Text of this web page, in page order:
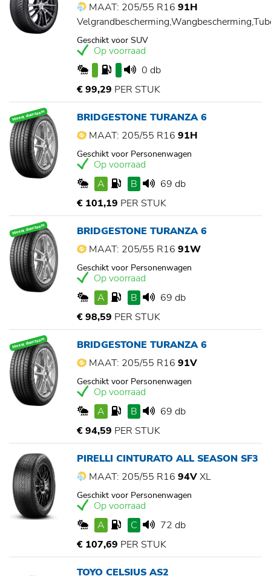
MAAT: 205/55 R16 91H
Geschikt voor SUV
Op voorraad
0 db
€ 99,29 PER STUK
Meest duurzaam
BRIDGESTONE TURANZA 6
MAAT: 205/55 R16 91H
Geschikt voor Personenwagen
Op voorraad
A
B
69 db
€ 101,19 PER STUK
Meest duurzaam
BRIDGESTONE TURANZA 6
MAAT: 205/55 R16 91W
Geschikt voor Personenwagen
Op voorraad
A
B
69 db
€ 98,59 PER STUK
Meest duurzaam
BRIDGESTONE TURANZA 6
MAAT: 205/55 R16 91V
Geschikt voor Personenwagen
Op voorraad
A
B
69 db
€ 94,59 PER STUK
PIRELLI CINTURATO ALL SEASON SF3
MAAT: 205/55 R16 94VXL
Geschikt voor Personenwagen
Op voorraad
A
C
72 db
€ 107,69 PER STUK
TOYO CELSIUS AS2